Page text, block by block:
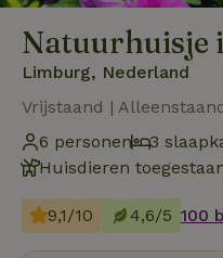
Natuurhuisje
Limburg, Nederland
Vrijstaand |
6 personen
3
Huisdieren
9,1/10 4,6/5 100